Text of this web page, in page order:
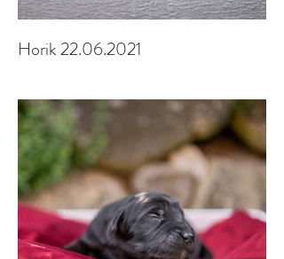
Horik 22.06.2021